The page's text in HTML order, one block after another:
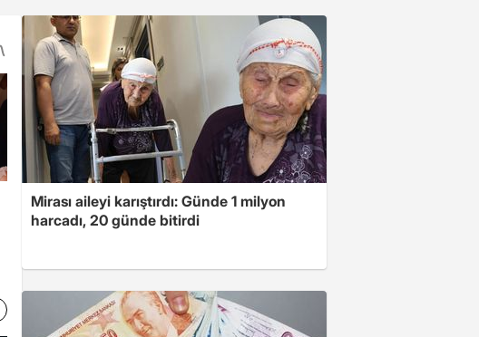
Mirası aileyi karıştırdı: Günde 1 milyon
harcadı, 20 günde bitirdi